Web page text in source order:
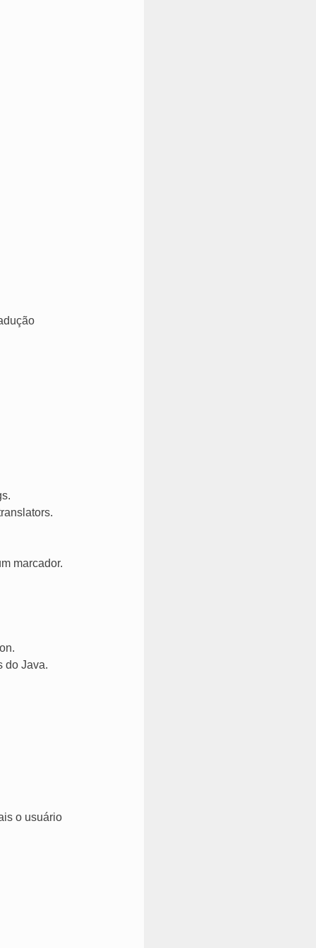
marcador.
do Java.
o usuário